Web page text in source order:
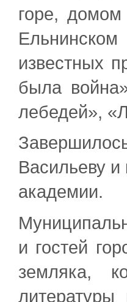
горе,
известных
была
лебедей»,
Васильеву и
академии.
и гостей
земляка,